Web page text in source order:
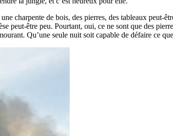
charpente de bois, des pierres, des tableaux
peut-être peu. Pourtant, oui, ce ne sont que des
Qu’une seule nuit soit capable de défaire ce